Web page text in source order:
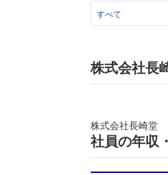
すべて
株式会社長
株式会社長崎堂
社員の年収